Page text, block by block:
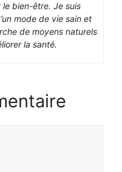
le bien-être. Je suis
mode de vie sain et
de moyens naturels
la santé.